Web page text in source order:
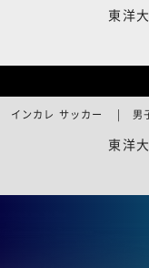
東洋大
東洋大